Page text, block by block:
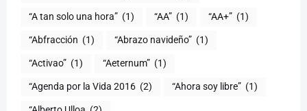
“A tan solo una hora” (1) “AA” (1) “AA+” (1)
“Abfracción (1) “Abrazo navideño” (1)
“Activao” (1) “Aeternum” (1)
“Agenda por la Vida 2016 (2) “Ahora soy libre” (1)